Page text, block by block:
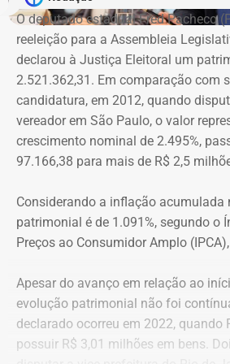
A atriz foi a primeira mulher a
“botão do pânico”, ferramenta
Polícia Militar do Rio. O objeto é
tornozeleira eletrônica usada pelo
aproximação, a central de
entra em contato com a vítima e o
Na declaração apresentada em
eleição como suplente, Elton Cristo
veículos, um consórcio não
conta corrente, totalizando R$ 378,4
Quatro anos depois, nas eleições de
a disputar uma vaga na Assembleia
novamente ficou como suplente, o
saltou para R$ 1.658.540,00. Na
mil, uma chácara de R$ 400 mil,
somavam R$ 647,3 mil e
empresas do ramo de alimentação.
Em 2024, quando foi eleito vereador
Iguaçu, Elton Cristo declarou R$
incluindo um sítio avaliado em R$
um apartamento, outro imóvel rural,
O deputado estadual Fred Pacheco
reeleição para a Assembleia
declarou à Justiça Eleitoral um
2.521.362,31. Em comparação com
candidatura, em 2012, quando
vereador em São Paulo, o valor
crescimento nominal de 2.495%,
97.166,38 para mais de R$ 2,5
Considerando a inflação acumulada
patrimonial é de 1.091%, segundo o
Preços ao Consumidor Amplo
Apesar do avanço em relação ao
evolução patrimonial não foi
declarado ocorreu em 2022, quando
possuir R$ 3,01 milhões em bens.